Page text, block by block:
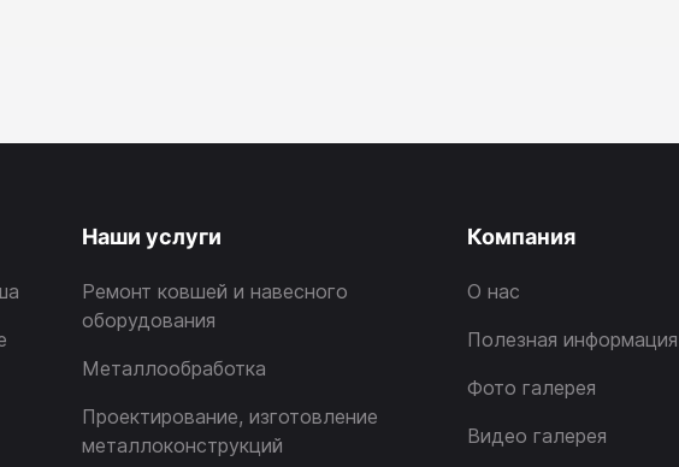
Наши услуги
Ремонт ковшей и навесного
оборудования
Металлообработка
Проектирование, изготовление
металлоконструкций
Компания
О нас
Полезная информация
Фото галерея
Видео галерея